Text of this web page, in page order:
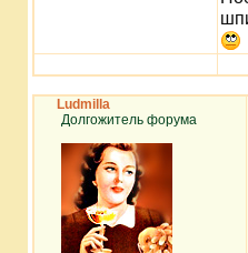
Ludmilla
Долгожитель форума